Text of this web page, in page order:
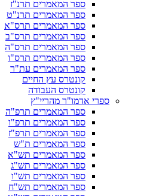
ספר המאמרים תרנ"ז
ספר המאמרים תרנ"ט
ספר המאמרים תרס"א
ספר המאמרים תרס"ב
ספר המאמרים תרס"ה
ספר המאמרים תרס"ו
ספר המאמרים עת"ר
קונטרס עץ החיים
קונטרס העבודה
ספרי אדמו"ר מהריי"ץ
ספר המאמרים תרפ"ה
ספר המאמרים תרפ"ו
ספר המאמרים תרפ"ז
ספר המאמרים ת"ש
ספר המאמרים תש"א
ספר המאמרים תש"ג
ספר המאמרים תש"ו
ספר המאמרים תש"ח